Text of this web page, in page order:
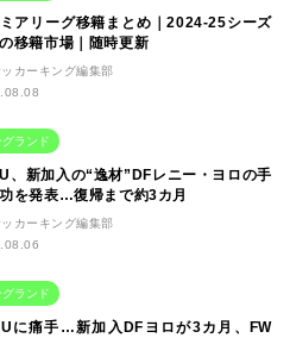
アリーグ移籍まとめ｜2024-25シーズ
移籍市場｜随時更新
カーキング編集部
グランド
、新加入の“逸材”DFレニー・ヨロの手
を発表…復帰まで約3カ月
カーキング編集部
グランド
に痛手…新加入DFヨロが3カ月、FW